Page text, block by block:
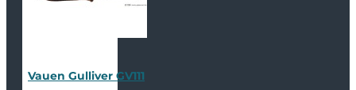
Vauen Gulliver GV111